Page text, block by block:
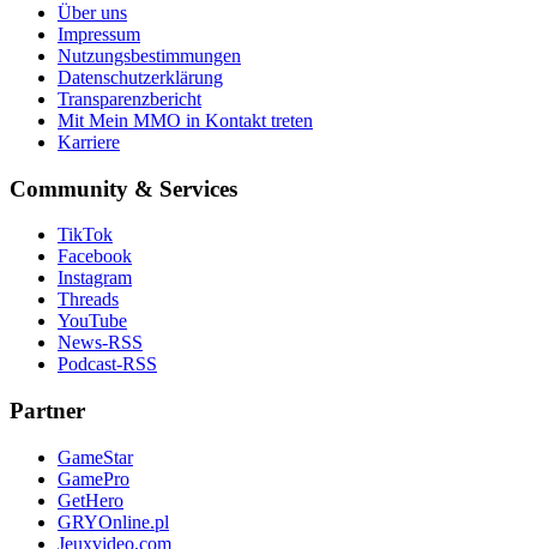
Über uns
Impressum
Nutzungsbestimmungen
Datenschutzerklärung
Transparenzbericht
Mit Mein MMO in Kontakt treten
Karriere
Community & Services
TikTok
Facebook
Instagram
Threads
YouTube
News-RSS
Podcast-RSS
Partner
GameStar
GamePro
GetHero
GRYOnline.pl
Jeuxvideo.com